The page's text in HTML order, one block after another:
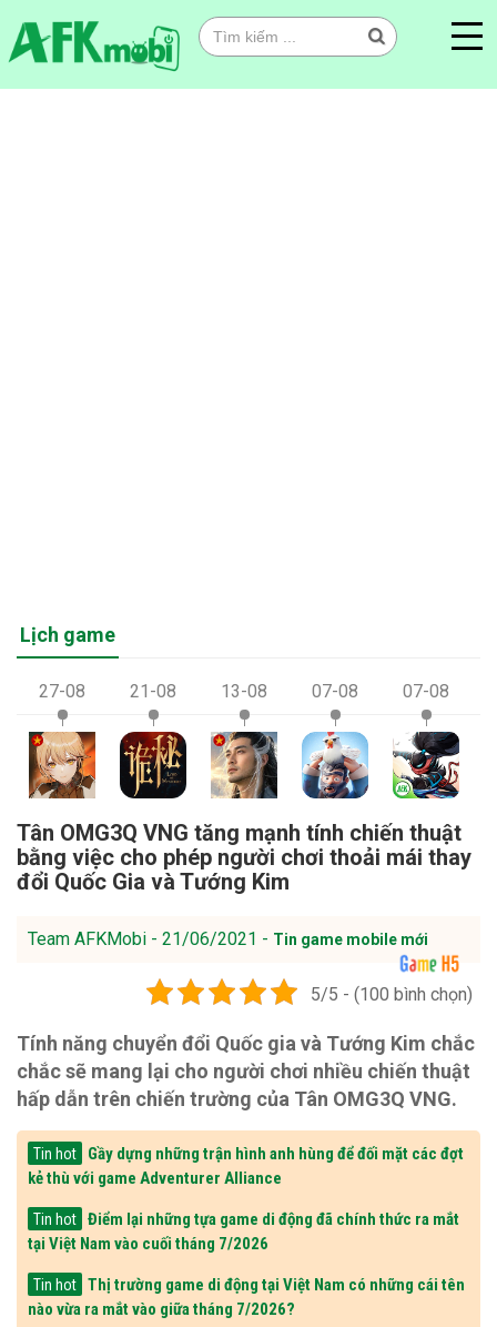
Lịch game
27-08 21-08 13-08 07-08 07-08
Tân OMG3Q VNG tăng mạnh tính chiến thuật
bằng việc cho phép người chơi thoải mái thay
đổi Quốc Gia và Tướng Kim
Team AFKMobi - 21/06/2021 - Tin game mobile mới
5/5 - (100 bình chọn)
Tính năng chuyển đổi Quốc gia và Tướng Kim chắc
chắc sẽ mang lại cho người chơi nhiều chiến thuật
hấp dẫn trên chiến trường của Tân OMG3Q VNG.
Tin hot
Gầy dựng những trận hình anh hùng để đối mặt các đợt
kẻ thù với game Adventurer Alliance
Tin hot
Điểm lại những tựa game di động đã chính thức ra mắt
tại Việt Nam vào cuối tháng 7/2026
Tin hot
Thị trường game di động tại Việt Nam có những cái tên
nào vừa ra mắt vào giữa tháng 7/2026?